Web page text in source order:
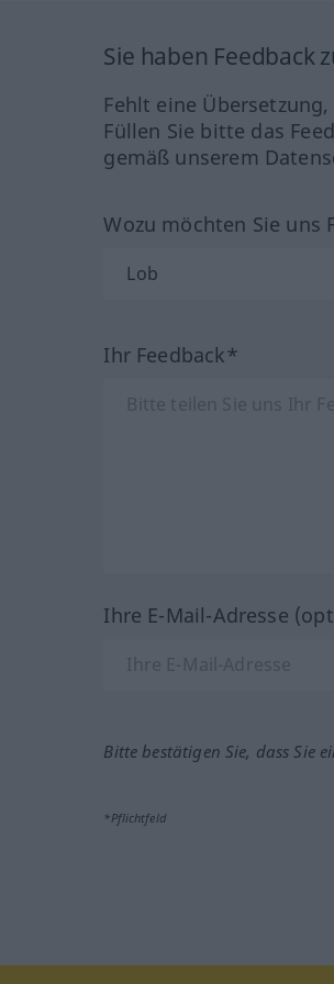
Sie haben Feedback
Fehlt eine
Füllen Sie bitte das
gemäß unserem
Wozu möchten Sie uns
Ihr Feedback*
Ihre E-Mail-Adresse
Bitte bestätigen Sie, dass Sie
*Pflichtfeld